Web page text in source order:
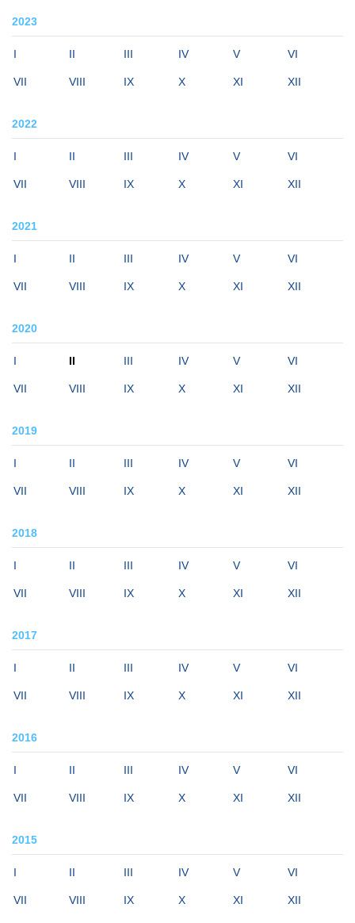
2023
I II III IV V VI
VII VIII IX X XI XII
2022
I II III IV V VI
VII VIII IX X XI XII
2021
I II III IV V VI
VII VIII IX X XI XII
2020
I II III IV V VI
VII VIII IX X XI XII
2019
I II III IV V VI
VII VIII IX X XI XII
2018
I II III IV V VI
VII VIII IX X XI XII
2017
I II III IV V VI
VII VIII IX X XI XII
2016
I II III IV V VI
VII VIII IX X XI XII
2015
I II III IV V VI
VII VIII IX X XI XII